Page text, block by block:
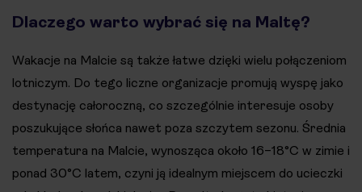
Dlaczego warto wybrać się na Maltę?
Wakacje na Malcie są także łatwe dzięki wielu połączeniom
lotniczym. Do tego liczne organizacje promują wyspę jako
destynację całoroczną, co szczególnie interesuje osoby
poszukujące słońca nawet poza szczytem sezonu. Średnia
temperatura na Malcie, wynosząca około 16–18°C w zimie i
ponad 30°C latem, czyni ją idealnym miejscem do ucieczki